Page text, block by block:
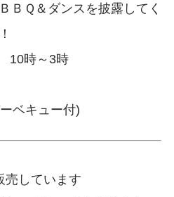
ＢＱ＆ダンスを披露してく
時～3時
ベキュー付)
売しています